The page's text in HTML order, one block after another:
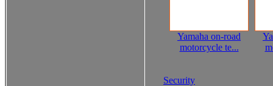
Yamaha on-road
motorcycle te...
Security